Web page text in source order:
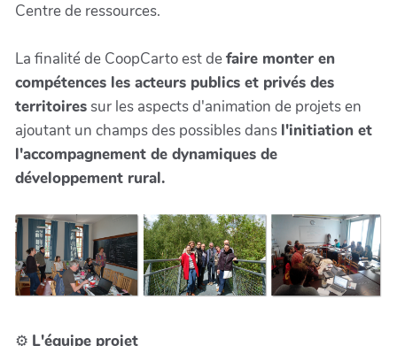
Centre de ressources.
La finalité de CoopCarto est defaire monter en
compétences les acteurs publics et privés des
territoiressur les aspects d'animation de projets en
ajoutant un champs des possibles dans l'initiation et
l'accompagnement de dynamiques de
développement rural.
⚙️️ L'équipe projet